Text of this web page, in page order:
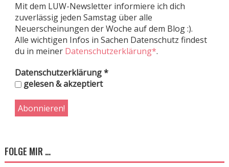
Mit dem LUW-Newsletter informiere ich dich
zuverlässig jeden Samstag über alle
Neuerscheinungen der Woche auf dem Blog :).
Alle wichtigen Infos in Sachen Datenschutz findest
du in meiner Datenschutzerklärung*.
Datenschutzerklärung*
gelesen & akzeptiert
FOLGE MIR …